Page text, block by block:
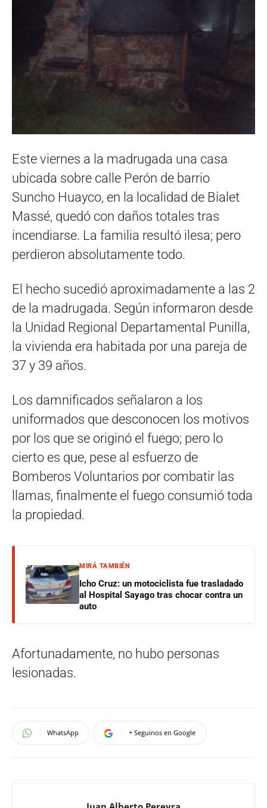
Este viernes a la madrugada una casa
ubicada sobre calle Perón de barrio
Suncho Huayco, en la localidad de Bialet
Massé, quedó con daños totales tras
incendiarse. La familia resultó ilesa; pero
perdieron absolutamente todo.
El hecho sucedió aproximadamente a las 2
de la madrugada. Según informaron desde
la Unidad Regional Departamental Punilla,
la vivienda era habitada por una pareja de
37 y 39 años.
Los damnificados señalaron a los
uniformados que desconocen los motivos
por los que se originó el fuego; pero lo
cierto es que, pese al esfuerzo de
Bomberos Voluntarios por combatir las
llamas, finalmente el fuego consumió toda
la propiedad.
MIRÁ TAMBIÉN
Icho Cruz: un motociclista fue trasladado
al Hospital Sayago tras chocar contra un
auto
Afortunadamente, no hubo personas
lesionadas.
WhatsApp + Seguinos en Google